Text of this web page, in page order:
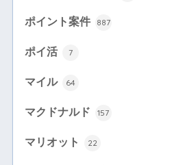
ポイント案件 887
ポイ活 7
マイル 64
マクドナルド 157
マリオット 22